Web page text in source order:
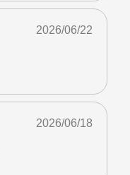
2026/06/22
2026/06/18